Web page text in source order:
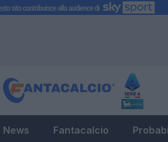
News Fantacalcio